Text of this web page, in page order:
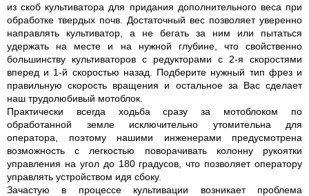
из скоб культиватора для придания дополнительного веса при
обработке твердых почв. Достаточный вес позволяет уверенно
направлять культиватор, а не бегать за ним или пытаться
удержать на месте и на нужной глубине, что свойственно
большинству культиваторов с редукторами с 2-я скоростями
вперед и 1-й скоростью назад. Подберите нужный тип фрез и
правильную скорость вращения и остальное за Вас сделает
наш трудолюбивый мотоблок.
Практически всегда ходьба сразу за мотоблоком по
обработанной земле исключительно утомительна для
оператора, поэтому нашими инженерами предусмотрена
возможность с легкостью поворачивать колонну рукоятки
управления на угол до 180 градусов, что позволяет оператору
управлять устройством идя сбоку.
Зачастую в процессе культивации возникает проблема